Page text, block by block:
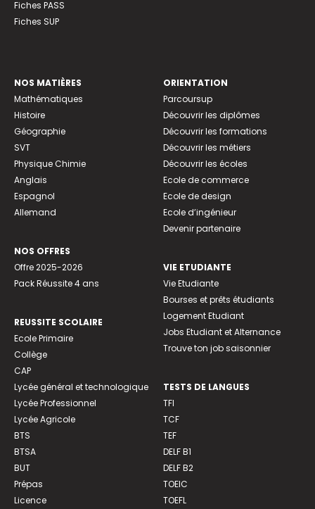
Fiches PASS
Fiches SUP
NOS MATIÈRES
Mathématiques
Histoire
Géographie
SVT
Physique Chimie
Anglais
Espagnol
Allemand
NOS OFFRES
Offre 2025-2026
Pack Réussite 4 ans
REUSSITE SCOLAIRE
Ecole Primaire
Collège
CAP
Lycée général et technologique
Lycée Professionnel
Lycée Agricole
BTS
BTSA
BUT
Prépas
Licence
ORIENTATION
Parcoursup
Découvrir les diplômes
Découvrir les formations
Découvrir les métiers
Découvrir les écoles
Ecole de commerce
Ecole de design
Ecole d’ingénieur
Devenir partenaire
VIE ETUDIANTE
Vie Etudiante
Bourses et prêts étudiants
Logement Etudiant
Jobs Etudiant et Alternance
Trouve ton job saisonnier
TESTS DE LANGUES
TFI
TCF
TEF
DELF B1
DELF B2
TOEIC
TOEFL